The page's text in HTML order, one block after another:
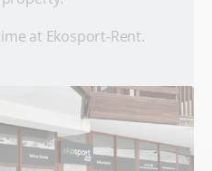
at Ekosport-Rent.